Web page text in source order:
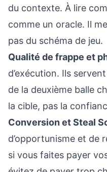
du contexte. À lire
comme un oracle. Il
pas du schéma de jeu.
Qualité de frappe et
d’exécution. Ils
de la deuxième balle
la cible, pas la
Conversion et Steal
d’opportunisme et de
si vous faites payer